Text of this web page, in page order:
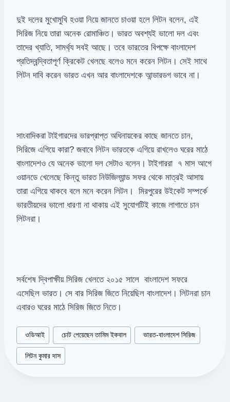
দুই দলের মুখোমুখি হওয়া নিয়ে জানতে চাওয়া হলে লিটন বলেন, এই
সিরিজ নিয়ে তারা অনেক রোমাঞ্চিত। ভারত অবশ্যই ভালো দল এবং
তাদের খ্যাতি, সামর্থ্য সবই আছে। তবে ভারতের বিপক্ষে বাংলাদেশ
প্রতিদ্বন্দ্বিতাপূর্ণ ক্রিকেট খেলছে বলেও মনে করেন লিটন। সেই সাথে
লিটন দাবি করেন ভারত এখন আর বাংলাদেশকে আন্ডারডগ ভাবে না।
সাংবাদিকরা টাইগারদের ভারপ্রাপ্ত অধিনায়কের কাছে জানতে চান,
সিরিজে এগিয়ে কারা? জবাবে লিটন ভারতকে এগিয়ে রাখলেও ঘরের মাঠে
বাংলাদেশও যে অনেক ভালো দল সেটাও বলেন। টাইগাররা ৭ মাস আগে
ওয়ানডে খেলেছে কিন্তু ভারত নিউজিল্যান্ড সফর থেকে মাত্রই আসায়
তারা এগিয়ে থাকবে বলে মনে করেন লিটন। মিরপুরের উইকেট সম্পর্কে
ভারতীয়দের ভালো ধারণা না থাকায় এই সুযোগটিই কাজে লাগাতে চান
লিটনরা।
সর্বশেষ দ্বিপাক্ষীয় সিরিজ খেলতে ২০১৫ সালে বাংলাদেশ সফরে
এসেছিল ভারত। সে বার সিরিজ জিতে নিয়েছিল বাংলাদেশ। লিটনরা চান
এবারও ঘরের মাঠে সিরিজ জিতে নিতে।
Post
Tags:
#ওডিআই #চোট পেয়েছেন তামিম ইকবাল #ভারত-বাংলাদেশ সিরিজ
#লিটন কুমার দাস